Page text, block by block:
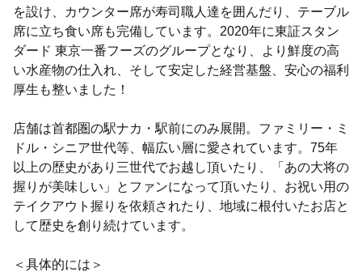
を設け、カウンター席が寿司職人達を囲んだり、テーブル
席に立ち食い席も完備しています。2020年に東証スタン
ダード 東京一番フーズのグループとなり、より鮮度の高
い水産物の仕入れ、そして安定した経営基盤、安心の福利
厚生も整いました！
店舗は首都圏の駅ナカ・駅前にのみ展開。ファミリー・ミ
ドル・シニア世代等、幅広い層に愛されています。75年
以上の歴史があり三世代でお越し頂いたり、「あの大将の
握りが美味しい」とファンになって頂いたり、お祝い用の
テイクアウト握りを依頼されたり、地域に根付いたお店と
して歴史を創り続けています。
＜具体的には＞